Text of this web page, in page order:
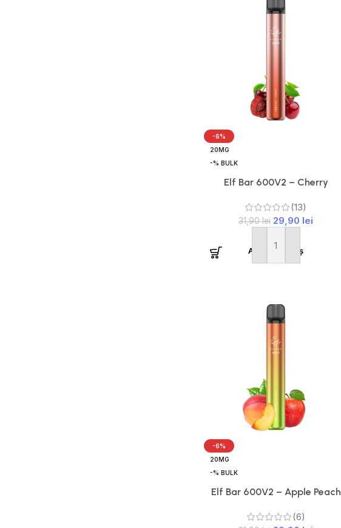
-6%
20MG
-% BULK
Elf Bar 600V2 – Cherry
(13)
31,90lei 29,90 lei
Adaugă în coș
-6%
20MG
-% BULK
Elf Bar 600V2 – Apple Peach
(6)